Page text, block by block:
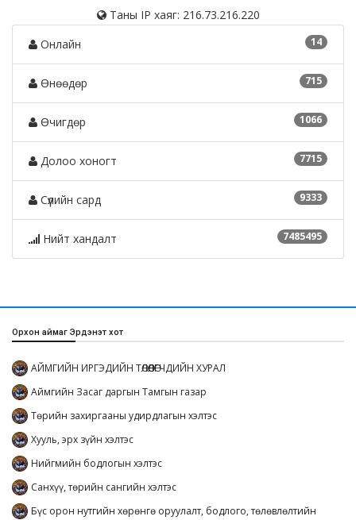
Таны IP хаяг: 216.73.216.220
14
Онлайн
715
Өнөөдөр
1066
Өчигдөр
7715
Долоо хоногт
9333
Сүүлийн сард
7485495
Нийт хандалт
Орхон аймаг Эрдэнэт хот
АЙМГИЙН ИРГЭДИЙН ТӨЛӨӨЛӨГЧДИЙН ХУРАЛ
Аймгийн Засаг даргын Тамгын газар
Төрийн захиргааны удирдлагын хэлтэс
Хууль, эрх зүйн хэлтэс
Нийгмийн бодлогын хэлтэс
Санхүү, төрийн сангийн хэлтэс
Бүс орон нутгийн хөрөнгө оруулалт, бодлого, төлөвлөлтийн